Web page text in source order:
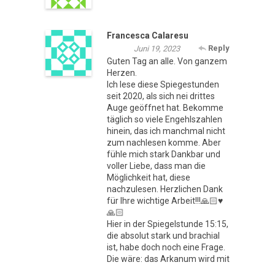
Francesca Calaresu
Reply
Juni 19, 2023
Guten Tag an alle. Von ganzem
Herzen.
Ich lese diese Spiegestunden
seit 2020, als sich nei drittes
Auge geöffnet hat. Bekomme
täglich so viele Engehlszahlen
hinein, das ich manchmal nicht
zum nachlesen komme. Aber
fühle mich stark Dankbar und
voller Liebe, dass man die
Möglichkeit hat, diese
nachzulesen. Herzlichen Dank
für Ihre wichtige Arbeit!!!🙏🏻♥️
🙏🏻
Hier in der Spiegelstunde 15:15,
die absolut stark und brachial
ist, habe doch noch eine Frage.
Die wäre: das Arkanum wird mit